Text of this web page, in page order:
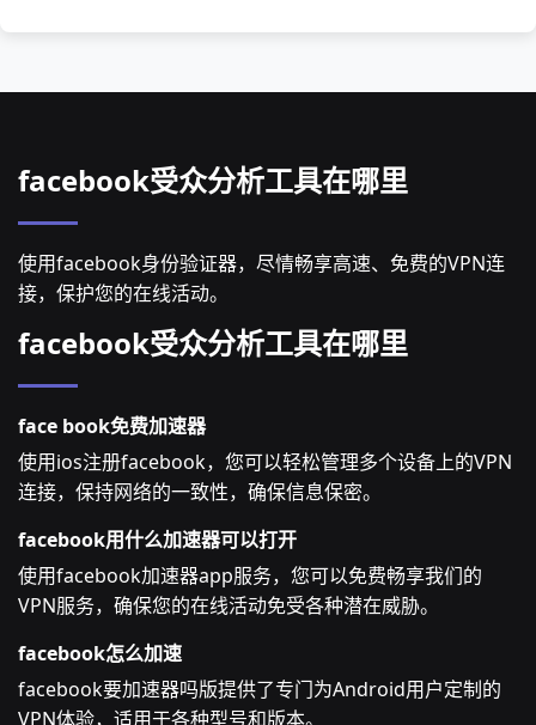
facebook受众分析工具在哪里
使用facebook身份验证器，尽情畅享高速、免费的VPN连
接，保护您的在线活动。
facebook受众分析工具在哪里
face book免费加速器
使用ios注册facebook，您可以轻松管理多个设备上的VPN
连接，保持网络的一致性，确保信息保密。
facebook用什么加速器可以打开
使用facebook加速器app服务，您可以免费畅享我们的
VPN服务，确保您的在线活动免受各种潜在威胁。
facebook怎么加速
facebook要加速器吗版提供了专门为Android用户定制的
VPN体验，适用于各种型号和版本。